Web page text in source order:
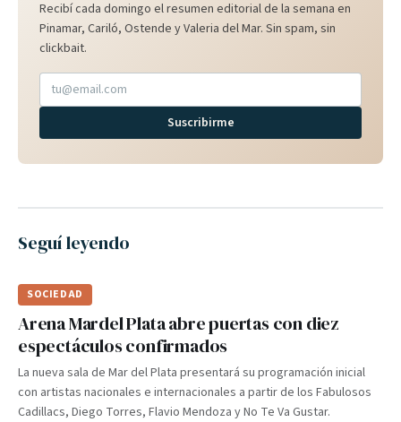
Recibí cada domingo el resumen editorial de la semana en
Pinamar, Cariló, Ostende y Valeria del Mar. Sin spam, sin
clickbait.
Suscribirme
Seguí leyendo
SOCIEDAD
Arena Mardel Plata abre puertas con diez
espectáculos confirmados
La nueva sala de Mar del Plata presentará su programación inicial
con artistas nacionales e internacionales a partir de los Fabulosos
Cadillacs, Diego Torres, Flavio Mendoza y No Te Va Gustar.